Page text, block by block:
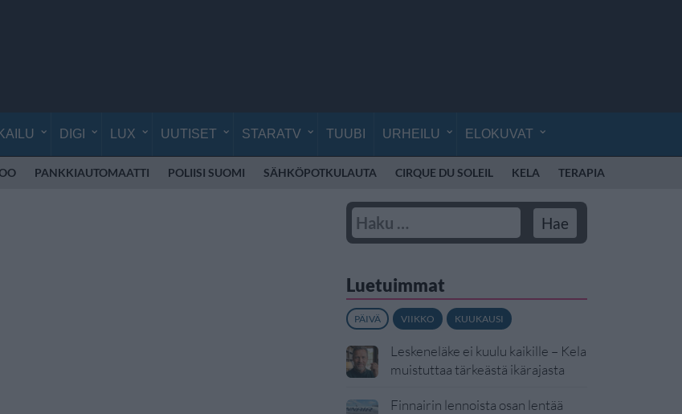
DIGI LUX UUTISET STARATV TUUBI URHEILU ELOKUVAT
PANKKIAUTOMAATTI POLIISI SUOMI SÄHKÖPOTKULAUTA CIRQUE DU SOLEIL KELA TERAPIA
Luetuimmat
PÄIVÄ VIIKKO KUUKAUSI
Leskeneläke ei kuulu kaikille – Kela
muistuttaa tärkeästä ikärajasta
Finnairin lennoista osan lentää